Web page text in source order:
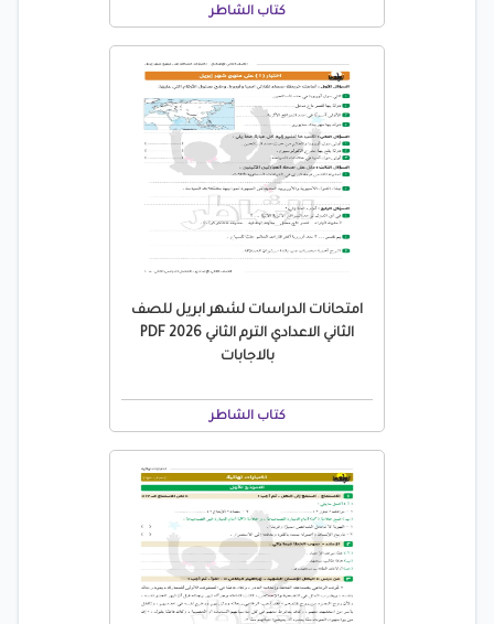
كتاب الشاطر
امتحانات الدراسات لشهر ابريل للصف
الثاني الاعدادي الترم الثاني 2026 PDF
بالاجابات
كتاب الشاطر